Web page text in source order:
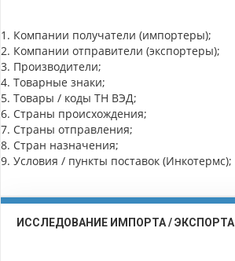
1. Компании получатели (импортеры);
2. Компании отправители (экспортеры);
3. Производители;
4. Товарные знаки;
5. Товары / коды ТН ВЭД;
6. Страны происхождения;
7. Страны отправления;
8. Стран назначения;
9. Условия / пункты поставок (Инкотермс);
ИССЛЕДОВАНИЕ ИМПОРТА / ЭКСПОРТА